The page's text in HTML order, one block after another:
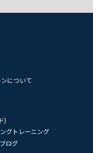
について
)
グトレーニング
ブログ